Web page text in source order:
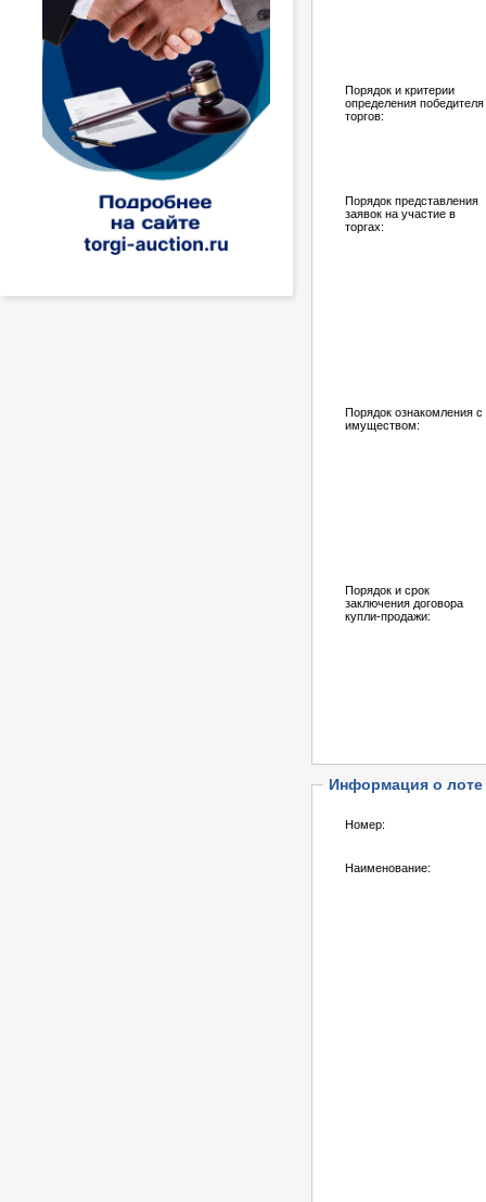
Порядок и критерии
определения победителя
торгов:
Порядок представления
заявок на участие в
торгах:
Порядок ознакомления с
имуществом:
Порядок и срок
заключения договора
купли-продажи:
Информация о
Номер:
Наименование: